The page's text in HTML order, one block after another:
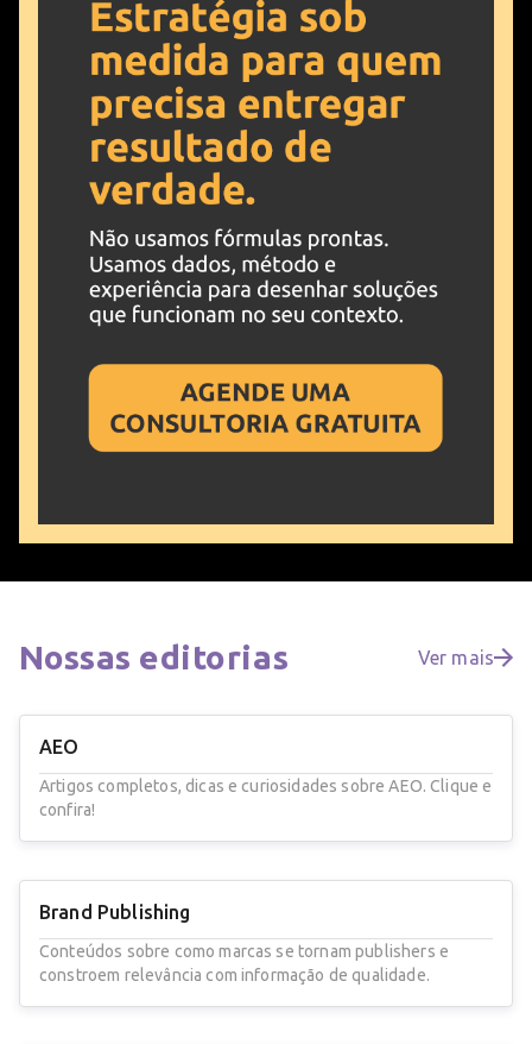
Nossas editorias Ver mais
AEO
Artigos completos, dicas e curiosidades sobre AEO. Clique e
confira!
Brand Publishing
Conteúdos sobre como marcas se tornam publishers e
constroem relevância com informação de qualidade.